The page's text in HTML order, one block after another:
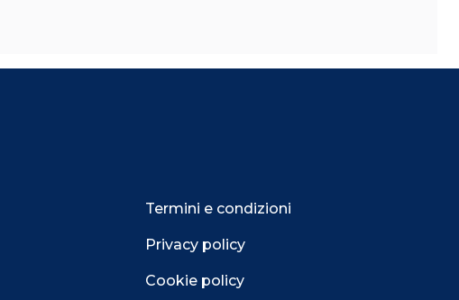
Termini e condizioni
Privacy policy
Cookie policy